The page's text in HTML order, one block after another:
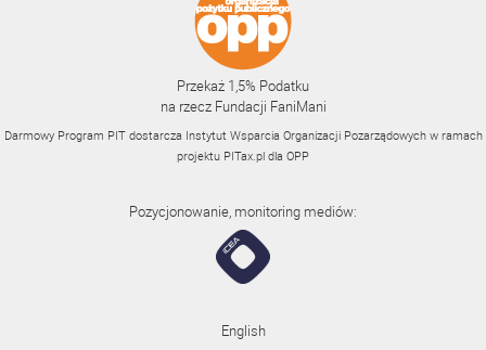
Przekaż 1,5% Podatku
na rzecz Fundacji FaniMani
Darmowy Program PIT dostarcza Instytut Wsparcia Organizacji Pozarządowych w ramach
projektu PITax.pl dla OPP
Pozycjonowanie, monitoring mediów:
English